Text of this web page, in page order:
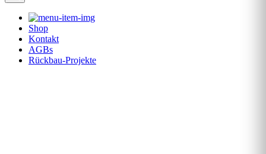
Shop
Kontakt
AGBs
Rückbau-Projekte